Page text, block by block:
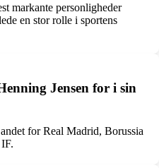
markante personligheder
en stor rolle i sportens
Jensen for i sin
for Real Madrid, Borussia